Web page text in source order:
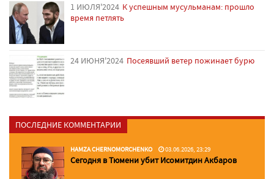
1 ИЮЛЯ'2024 К успешным мусульманам: прошло
время петлять
24 ИЮНЯ'2024 Посеявший ветер пожинает бурю
ПОСЛЕДНИЕ КОММЕНТАРИИ
HAMZA CHERNOMORCHENKO 03.06.2026, 23:29
Сегодня в Тюмени убит Исомитдин Акбаров